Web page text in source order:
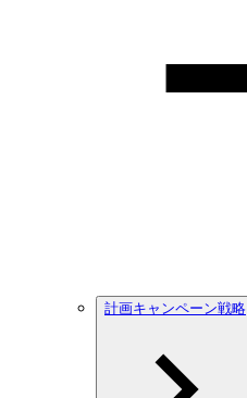
計画キャンペーン戦略